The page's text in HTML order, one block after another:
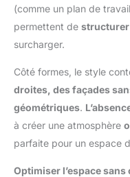
(comme un plan de
permettent de structurer
surcharger.
Côté formes, le style
droites, des façades
géométriques.
à créer une atmosphère
parfaite pour un espace
Optimiser l’espace